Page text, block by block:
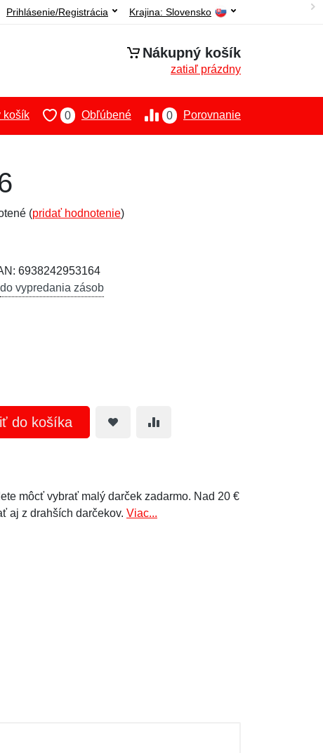
Krajina: Slovensko
Prihlásenie/Registrácia
Nákupný košík
zatiaľ prázdny
0 Porovnanie
0 Obľúbené
košík
(pridať hodnotenie)
6938242953164
do vypredania zásob
do košíka
môcť vybrať malý darček zadarmo. Nad 20 €
aj z drahších darčekov. Viac...